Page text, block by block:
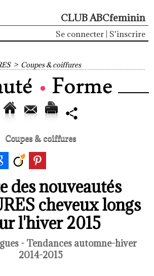
CLUB ABCfeminin
Se connecter S'inscrire
> Coupes & coiffures
Coupes & coiffures
des nouveautés
cheveux longs
l'hiver 2015
- Tendances automne-hiver
2014-2015